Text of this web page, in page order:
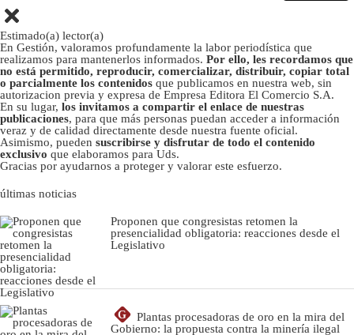
Estimado(a) lector(a)
En Gestión, valoramos profundamente la labor periodística que
realizamos para mantenerlos informados. Por ello, les recordamos que
no está permitido, reproducir, comercializar, distribuir, copiar total
o parcialmente los contenidos que publicamos en nuestra web, sin
autorizacion previa y expresa de Empresa Editora El Comercio S.A.
En su lugar, los invitamos a compartir el enlace de nuestras
publicaciones, para que más personas puedan acceder a información
veraz y de calidad directamente desde nuestra fuente oficial.
Asimismo, pueden suscribirse y disfrutar de todo el contenido
exclusivo que elaboramos para Uds.
Gracias por ayudarnos a proteger y valorar este esfuerzo.
últimas noticias
Proponen que congresistas retomen la
presencialidad obligatoria: reacciones desde el
Legislativo
G
Plantas procesadoras de oro en la mira del
Gobierno: la propuesta contra la minería ilegal